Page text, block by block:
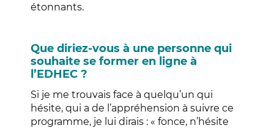
étonnants.
Que diriez-vous à une personne qui
souhaite se former en ligne à
l’EDHEC ?
Si je me trouvais face à quelqu’un qui
hésite, qui a de l’appréhension à suivre ce
programme, je lui dirais : « fonce, n’hésite